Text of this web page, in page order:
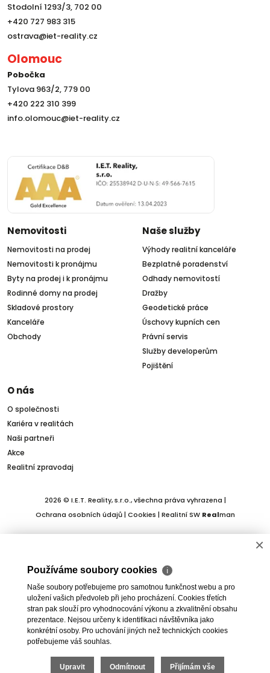
Stodolní 1293/3, 702 00
+420 727 983 315
ostrava@iet-reality.cz
Olomouc
Pobočka
Tylova 963/2, 779 00
+420 222 310 399
info.olomouc@iet-reality.cz
Nemovitosti
Nemovitosti na prodej
Nemovitosti k pronájmu
Byty na prodej i k pronájmu
Rodinné domy na prodej
Skladové prostory
Kanceláře
Obchody
Naše služby
Výhody realitní kanceláře
Bezplatné poradenství
Odhady nemovitostí
Dražby
Geodetické práce
Úschovy kupních cen
Právní servis
Služby developerům
Pojištění
O nás
O společnosti
Kariéra v realitách
Naši partneři
Akce
Realitní zpravodaj
2026 © I.E.T. Reality, s.r.o., všechna práva vyhrazena |
Ochrana osobních údajů| Cookies | Realitní SW Realman
×
Používáme soubory cookies ℹ
Naše soubory potřebujeme pro samotnou funkčnost webu a pro
uložení vašich předvoleb při jeho procházení. Cookies třetích
stran pak slouží pro vyhodnocování výkonu a zkvalitnění obsahu
prezentace. Nejsou určeny k identifikaci návštěvníka jako
konkrétní osoby. Pro uchování jiných než technických cookies
potřebujeme váš souhlas.
Upravit Odmítnout Přijímám vše